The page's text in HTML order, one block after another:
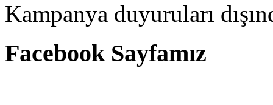
Kampanya duyuruları
Facebook Sayfamız